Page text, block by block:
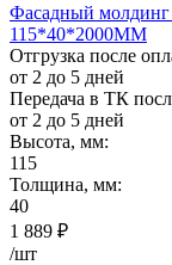
Фасадный
115*40*2000ММ
Отгрузка после
от 2 до 5 дней
Передача в ТК
от 2 до 5 дней
Высота, мм:
115
Толщина, мм:
40
1 889 ₽
/шт